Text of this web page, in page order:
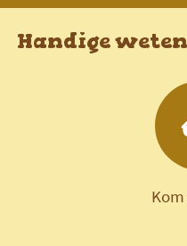
Handige